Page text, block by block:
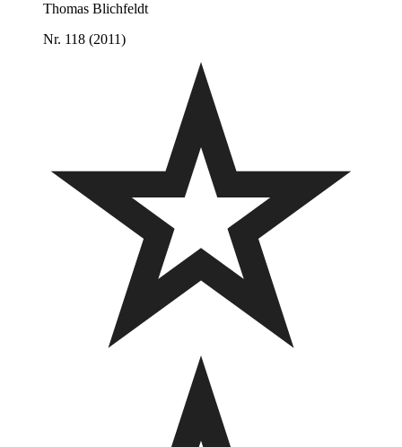
Thomas Blichfeldt
Nr. 118 (2011)